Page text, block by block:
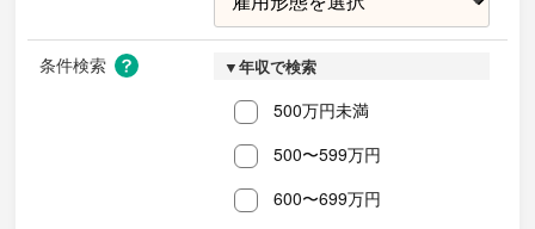
条件検索 ▼年収で検索
500万円未満
500〜599万円
600〜699万円